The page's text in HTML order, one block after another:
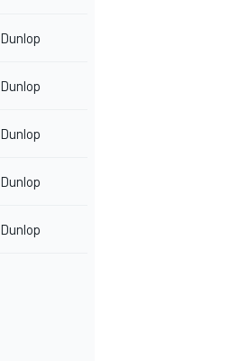
Dunlop
Dunlop
Dunlop
Dunlop
Dunlop